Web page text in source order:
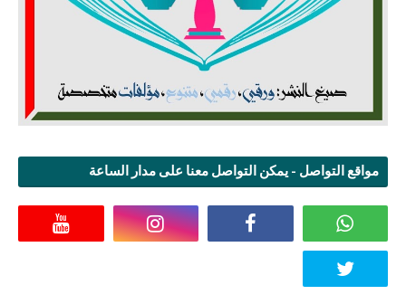
مواقع التواصل - يمكن التواصل معنا على مدار الساعة